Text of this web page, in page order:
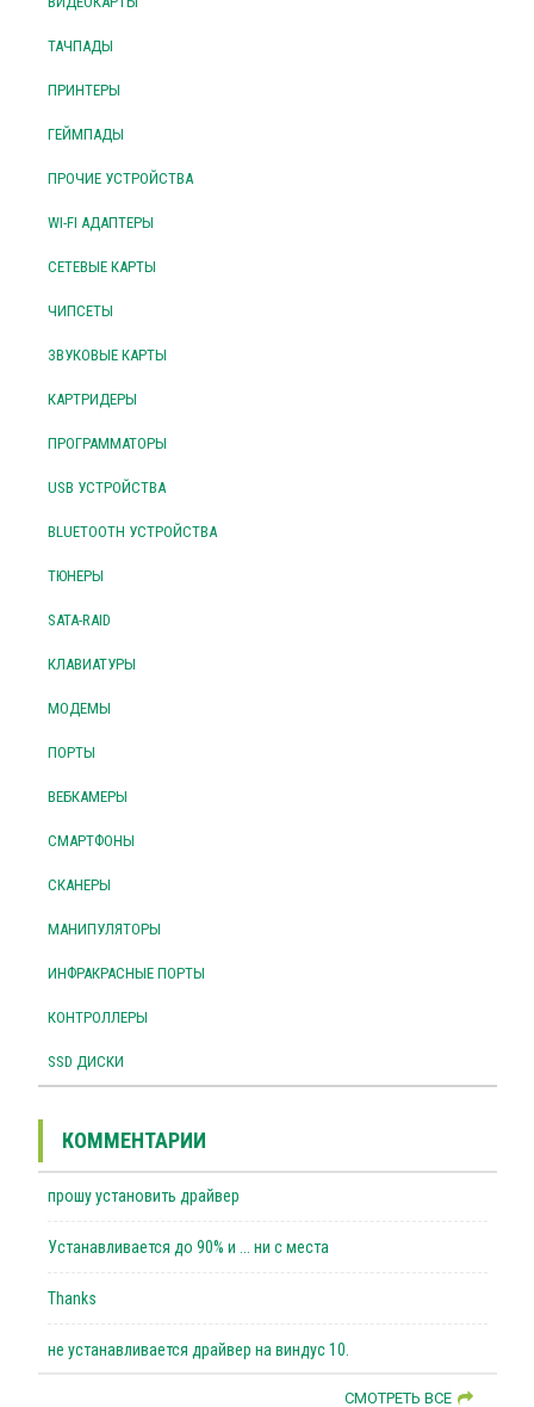
ТАЧПАДЫ
ПРИНТЕРЫ
ГЕЙМПАДЫ
ПРОЧИЕ УСТРОЙСТВА
WI-FI АДАПТЕРЫ
СЕТЕВЫЕ КАРТЫ
ЧИПСЕТЫ
ЗВУКОВЫЕ КАРТЫ
КАРТРИДЕРЫ
ПРОГРАММАТОРЫ
USB УСТРОЙСТВА
BLUETOOTH УСТРОЙСТВА
ТЮНЕРЫ
SATA-RAID
КЛАВИАТУРЫ
МОДЕМЫ
ПОРТЫ
ВЕБКАМЕРЫ
СМАРТФОНЫ
СКАНЕРЫ
МАНИПУЛЯТОРЫ
ИНФРАКРАСНЫЕ ПОРТЫ
КОНТРОЛЛЕРЫ
SSD ДИСКИ
КОММЕНТАРИИ
прошу установить драйвер
Устанавливается до 90% и ... ни с места
Thanks
не устанавливается драйвер на виндус 10.
СМОТРЕТЬ ВСЕ